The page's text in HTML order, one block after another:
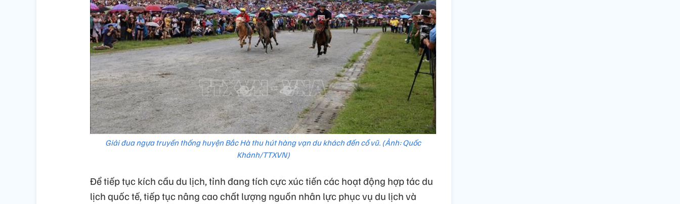
Giải đua ngựa truyền thống huyện Bắc Hà thu hút hàng vạn du khách đến cổ vũ. (Ảnh: Quốc
Khánh/TTXVN)
Để tiếp tục kích cầu du lịch, tỉnh đang tích cực xúc tiến các hoạt động hợp tác du
lịch quốc tế, tiếp tục nâng cao chất lượng nguồn nhân lực phục vụ du lịch và